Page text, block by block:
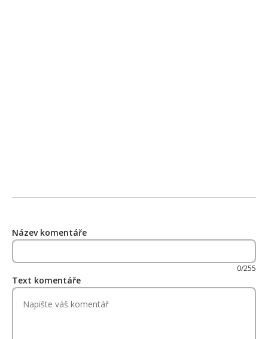
Název komentáře
0/255
Text komentáře